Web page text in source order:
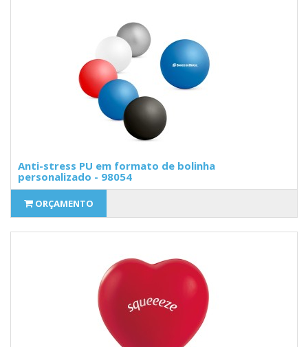
Anti-stress PU em formato de bolinha
personalizado - 98054
ORÇAMENTO